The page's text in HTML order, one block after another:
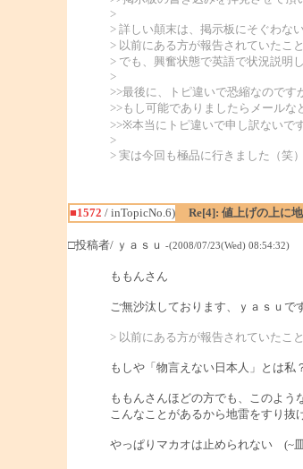
>
> 詳しい顛末は、掲示板にそぐわな
> 以前にある方が報告されていたこ
> でも、興奮状態で英語で状況説明
>
>>最後に、トピ違いで恐縮なのです
>>もし可能でありましたらメール
>>※本当にトピ違いで申し訳ないです
>
> 実は今回も極品に行きました（笑
■1572 / inTopicNo.6)
Re[4]: 値上げの上に
□投稿者/ ｙａｓｕ -(2008/07/23(Wed) 08:54:32)
ももんさん
ご無沙汰しております、ｙａｓｕで
> 以前にある方が報告されていたこ
もしや「物言えない日本人」とは私
ももんさんほどの方でも、このよう
こんなことがあるから地雷をすり抜
やっぱりマカオは止められない (~